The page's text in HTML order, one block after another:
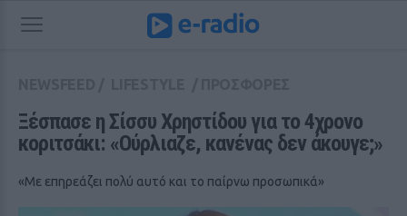
Ξέσπασε η Σίσσυ Χρηστίδου για το 4χρονο
κοριτσάκι: «Ούρλιαζε, κανένας δεν άκουγε;»
«Με επηρεάζει πολύ αυτό και το παίρνω προσωπικά»